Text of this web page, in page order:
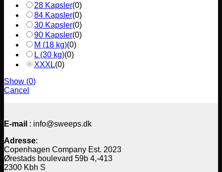
28 Kapsler(0)
84 Kapsler(0)
30 Kapsler(0)
90 Kapsler(0)
M (18 kg)(0)
L (30 kg)(0)
XXXL(0)
Show (0)
Cancel
E-mail : info@sweeps.dk
Adresse:
Copenhagen Company Est. 2023
Ørestads boulevard 59b 4,-413
2300 Kbh S